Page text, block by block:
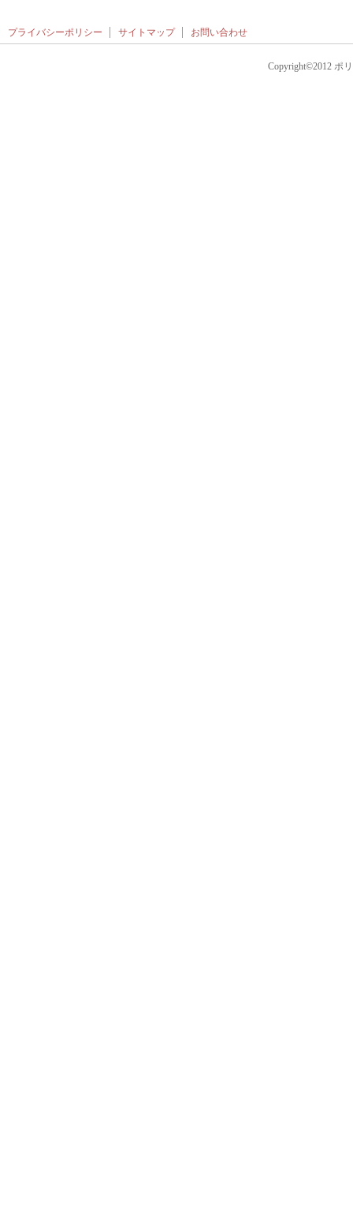
プライバシーポリシー サイトマップ お問い合わせ
Copyright©2012 ポ